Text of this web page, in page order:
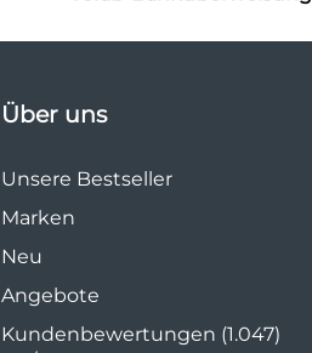
Über uns
Unsere Bestseller
Marken
Neu
Angebote
Kundenbewertungen (1.047)